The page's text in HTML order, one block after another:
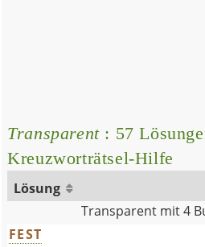
Transparent: 57
Kreuzworträtsel-Hilfe
Lösung
Transparent mit 4
FEST